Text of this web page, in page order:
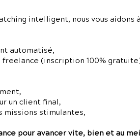
intelligent, nous vous aidons
automatisé,
freelance (inscription 100%
un client final,
missions stimulantes,
pour avancer vite, bien et au